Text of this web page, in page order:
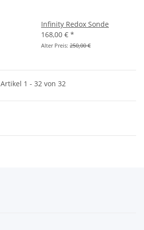
Infinity Redox Sonde
168,00 € *
Alter Preis: 250,00 €
Artikel 1 - 32 von 32